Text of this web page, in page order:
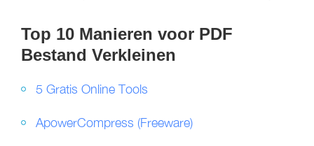
Top 10 Manieren voor PDF
Bestand Verkleinen
5 Gratis Online Tools
ApowerCompress (Freeware)